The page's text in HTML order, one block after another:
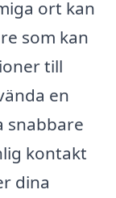
ort kan
som kan
till
en
snabbare
kontakt
dina